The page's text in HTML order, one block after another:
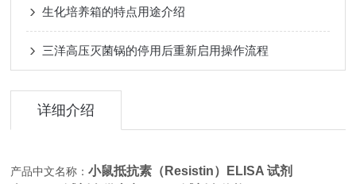
生化培养箱的特点用途介绍
三洋高压灭菌锅的停用后重新启用操作流程
详细介绍
产品中文名称：小鼠抵抗素（Resistin）ELISA 试剂